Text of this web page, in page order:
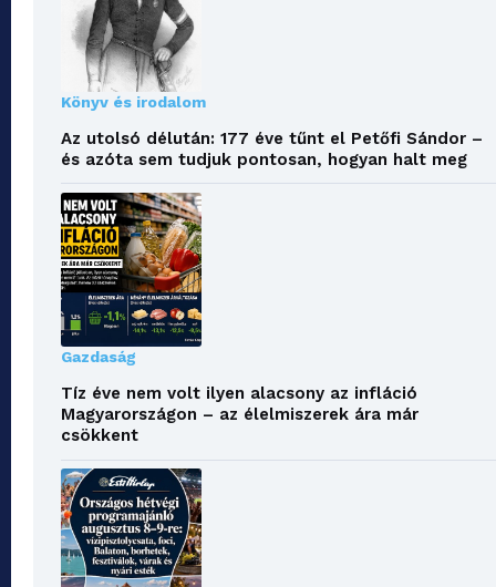
Könyv és irodalom
Az utolsó délután: 177 éve tűnt el Petőfi Sándor –
és azóta sem tudjuk pontosan, hogyan halt meg
Gazdaság
Tíz éve nem volt ilyen alacsony az infláció
Magyarországon – az élelmiszerek ára már
csökkent